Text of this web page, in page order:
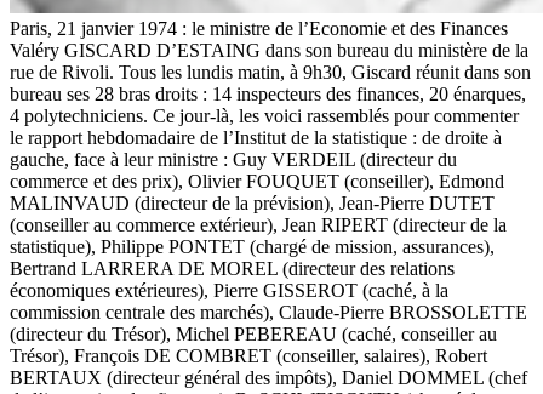
Paris, 21 janvier 1974 : le ministre de l’Economie et des Finances
Valéry GISCARD D’ESTAING dans son bureau du ministère de la
rue de Rivoli. Tous les lundis matin, à 9h30, Giscard réunit dans son
bureau ses 28 bras droits : 14 inspecteurs des finances, 20 énarques,
4 polytechniciens. Ce jour-là, les voici rassemblés pour commenter
le rapport hebdomadaire de l’Institut de la statistique : de droite à
gauche, face à leur ministre : Guy VERDEIL (directeur du
commerce et des prix), Olivier FOUQUET (conseiller), Edmond
MALINVAUD (directeur de la prévision), Jean-Pierre DUTET
(conseiller au commerce extérieur), Jean RIPERT (directeur de la
statistique), Philippe PONTET (chargé de mission, assurances),
Bertrand LARRERA DE MOREL (directeur des relations
économiques extérieures), Pierre GISSEROT (caché, à la
commission centrale des marchés), Claude-Pierre BROSSOLETTE
(directeur du Trésor), Michel PEBEREAU (caché, conseiller au
Trésor), François DE COMBRET (conseiller, salaires), Robert
BERTAUX (directeur général des impôts), Daniel DOMMEL (chef